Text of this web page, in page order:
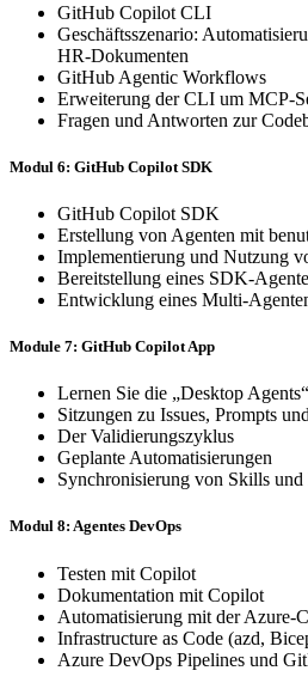
GitHub Copilot CLI
Geschäftsszenario:
HR-Dokumenten
GitHub Agentic Workflows
Erweiterung der CLI um MCP-
Fragen und Antworten zur
Modul 6: GitHub Copilot SDK
GitHub Copilot SDK
Erstellung von Agenten mit
Implementierung und Nutzung
Bereitstellung eines SDK-
Entwicklung eines Multi-
Module 7: GitHub Copilot App
Lernen Sie die „Desktop
Sitzungen zu Issues, Prompts
Der Validierungszyklus
Geplante Automatisierungen
Synchronisierung von Skills
Modul 8: Agentes DevOps
Testen mit Copilot
Dokumentation mit Copilot
Automatisierung mit der Azure-
Infrastructure as Code (azd,
Azure DevOps Pipelines und